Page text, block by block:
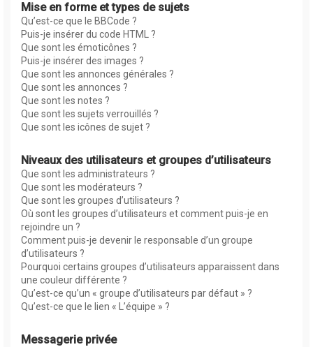
Mise en forme et types de sujets
Qu’est-ce que le BBCode ?
Puis-je insérer du code HTML ?
Que sont les émoticônes ?
Puis-je insérer des images ?
Que sont les annonces générales ?
Que sont les annonces ?
Que sont les notes ?
Que sont les sujets verrouillés ?
Que sont les icônes de sujet ?
Niveaux des utilisateurs et groupes d’utilisateurs
Que sont les administrateurs ?
Que sont les modérateurs ?
Que sont les groupes d’utilisateurs ?
Où sont les groupes d’utilisateurs et comment puis-je en
rejoindre un ?
Comment puis-je devenir le responsable d’un groupe
d’utilisateurs ?
Pourquoi certains groupes d’utilisateurs apparaissent dans
une couleur différente ?
Qu’est-ce qu’un « groupe d’utilisateurs par défaut » ?
Qu’est-ce que le lien « L’équipe » ?
Messagerie privée